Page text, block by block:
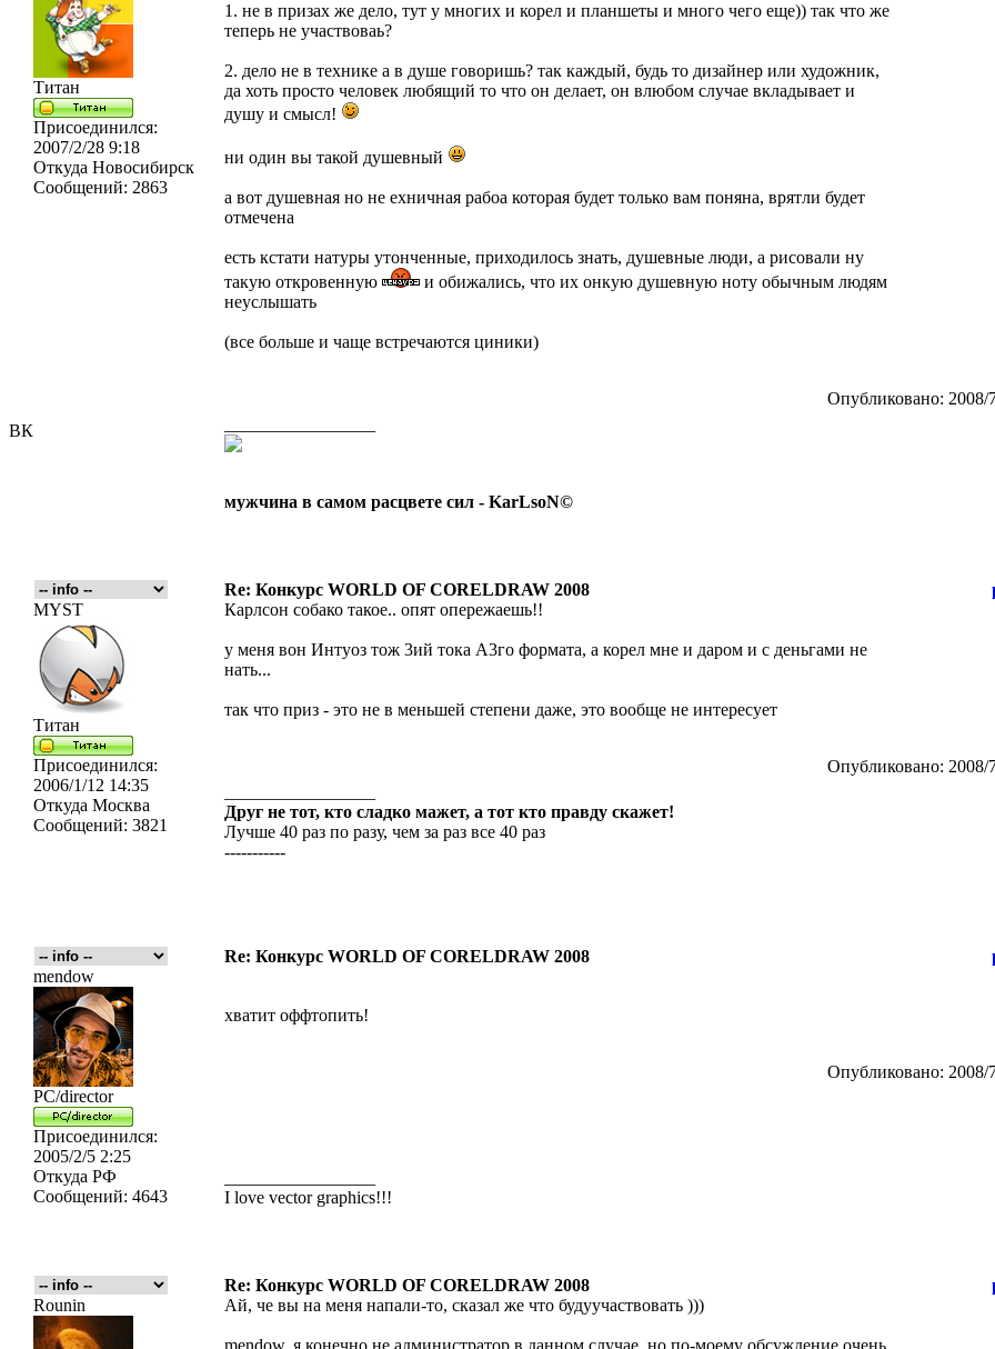
ВК
Титан
Присоединился:
2007/2/28 9:18
Откуда Новосибирск
Сообщений: 2863
1. не в призах же дело, тут у многих и корел и планшеты и много чего еще)) так что же
теперь не участвоваь?
2. дело не в технике а в душе говоришь? так каждый, будь то дизайнер или художник,
да хоть просто человек любящий то что он делает, он влюбом случае вкладывает и
душу и смысл!
ни один вы такой душевный
а вот душевная но не ехничная рабоа которая будет только вам поняна, врятли будет
отмечена
есть кстати натуры утонченные, приходилось знать, душевные люди, а рисовали ну
такую откровенную
и обижались, что их онкую душевную ноту обычным людям
неуслышать
(все больше и чаще встречаются циники)
Опубликовано: 2008/
мужчина в самом расцвете сил - KarLsoN©
Re: Конкурс WORLD OF CORELDRAW 2008
MYST
Титан
Присоединился:
2006/1/12 14:35
Откуда Москва
Сообщений: 3821
Карлсон собако такое.. опят опережаешь!!
у меня вон Интуоз тож 3ий тока А3го формата, а корел мне и даром и с деньгами не
нать...
так что приз - это не в меньшей степени даже, это вообще не интересует
Опубликовано: 2008/
Друг не тот, кто сладко мажет, а тот кто правду скажет!
Лучше 40 раз по разу, чем за раз все 40 раз
-----------
Re: Конкурс WORLD OF CORELDRAW 2008
mendow
PC/director
Присоединился:
2005/2/5 2:25
Откуда РФ
Сообщений: 4643
хватит оффтопить!
Опубликовано: 2008/
I love vector graphics!!!
Re: Конкурс WORLD OF CORELDRAW 2008
Rounin
Ай, че вы на меня напали-то, сказал же что будуучаствовать )))
mendow, я конечно не администратор в данном случае, но по-моему обсуждение очень